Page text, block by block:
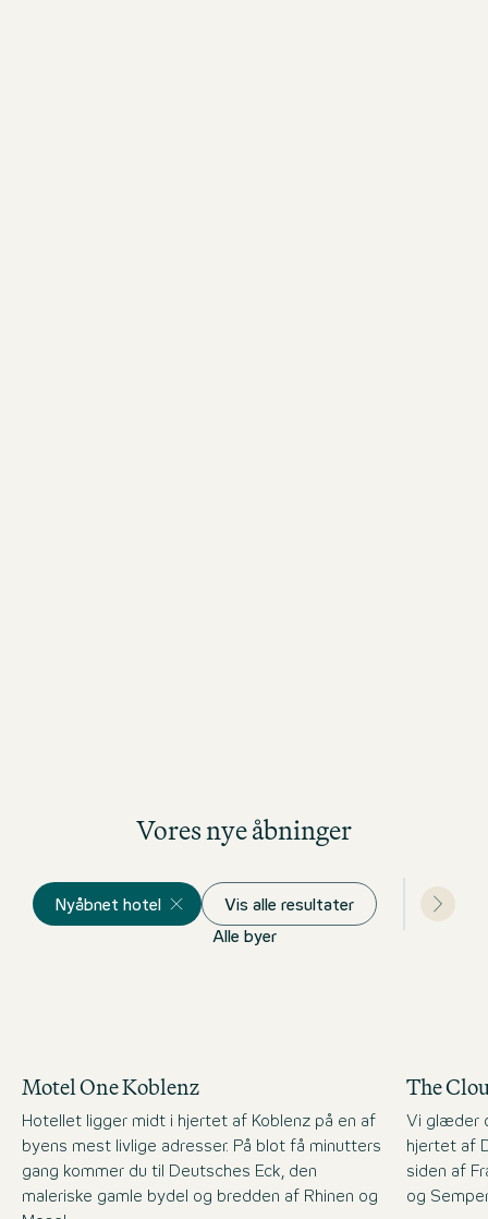
Vores nye åbninger
Nyåbnet hotel Vis alle resultater
Alle byer
Motel One Koblenz
Hotellet ligger midt i hjertet af Koblenz på en af
byens mest livlige adresser. På blot få minutters
gang kommer du til Deutsches Eck, den
maleriske gamle bydel og bredden af Rhinen og
The
Vi glæder
hjertet af
siden af
og